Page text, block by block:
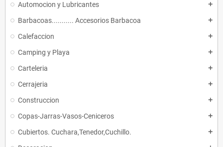
Automocion y Lubricantes add
Barbacoas........... Accesorios Barbacoa add
Calefaccion add
Camping y Playa add
Carteleria add
Cerrajeria add
Construccion add
Copas-Jarras-Vasos-Ceniceros add
Cubiertos. Cuchara,Tenedor,Cuchillo. add